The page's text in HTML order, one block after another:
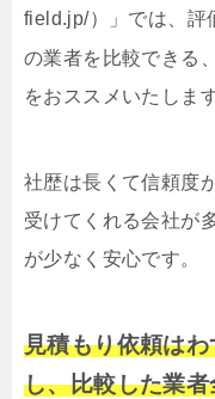
field.jp/）」では、評
の業者を比較できる、
をおススメいたします
社歴は長くて信頼度
受けてくれる会社が
が少なく安心です。
見積もり依頼は
し、比較した業